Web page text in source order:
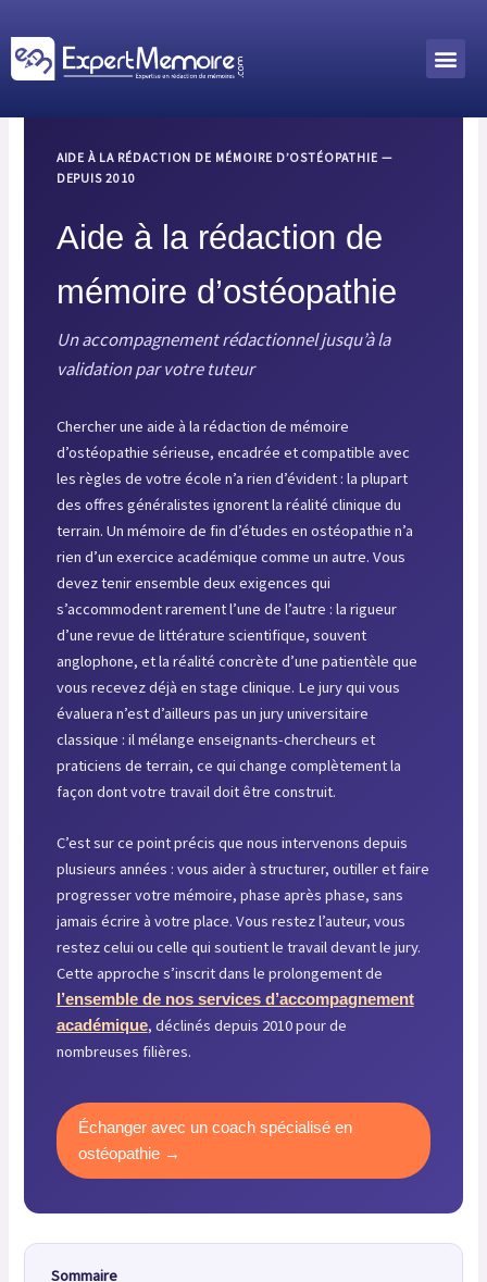
au
contenu
AIDE À LA RÉDACTION DE MÉMOIRE D’OSTÉOPATHIE —
DEPUIS 2010
Aide à la rédaction de
mémoire d’ostéopathie
Un accompagnement rédactionnel jusqu’à la
validation par votre tuteur
Chercher une aide à la rédaction de mémoire
d’ostéopathie sérieuse, encadrée et compatible avec
les règles de votre école n’a rien d’évident : la plupart
des offres généralistes ignorent la réalité clinique du
terrain. Un mémoire de fin d’études en ostéopathie n’a
rien d’un exercice académique comme un autre. Vous
devez tenir ensemble deux exigences qui
s’accommodent rarement l’une de l’autre : la rigueur
d’une revue de littérature scientifique, souvent
anglophone, et la réalité concrète d’une patientèle que
vous recevez déjà en stage clinique. Le jury qui vous
évaluera n’est d’ailleurs pas un jury universitaire
classique : il mélange enseignants-chercheurs et
praticiens de terrain, ce qui change complètement la
façon dont votre travail doit être construit.
C’est sur ce point précis que nous intervenons depuis
plusieurs années : vous aider à structurer, outiller et faire
progresser votre mémoire, phase après phase, sans
jamais écrire à votre place. Vous restez l’auteur, vous
restez celui ou celle qui soutient le travail devant le jury.
Cette approche s’inscrit dans le prolongement de
l’ensemble de nos services d’accompagnement
académique, déclinés depuis 2010 pour de
nombreuses filières.
Échanger avec un coach spécialisé en
ostéopathie →
Sommaire